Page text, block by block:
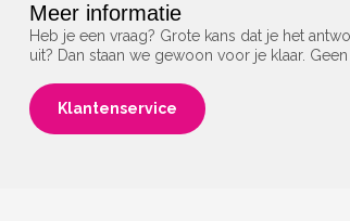
Meer informatie
Heb je een vraag? Grote kans dat je het
uit? Dan staan we gewoon voor je klaar.
Klantenservice